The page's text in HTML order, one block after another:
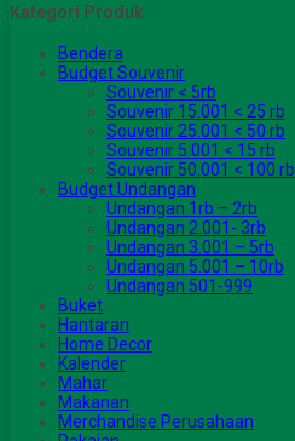
Kategori Produk
Bendera
Budget Souvenir
Souvenir < 5rb
Souvenir 15.001 < 25 rb
Souvenir 25.001 < 50 rb
Souvenir 5.001 < 15 rb
Souvenir 50.001 < 100 rb
Budget Undangan
Undangan 1rb – 2rb
Undangan 2.001- 3rb
Undangan 3.001 – 5rb
Undangan 5.001 – 10rb
Undangan 501-999
Buket
Hantaran
Home Decor
Kalender
Mahar
Makanan
Merchandise Perusahaan